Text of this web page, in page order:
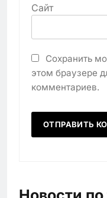
Сайт
Сохранить
этом браузере
комментариев.